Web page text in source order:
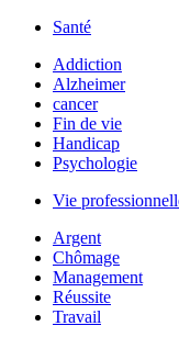
Santé
Addiction
Alzheimer
cancer
Fin de vie
Handicap
Psychologie
Vie
Argent
Chômage
Management
Réussite
Travail